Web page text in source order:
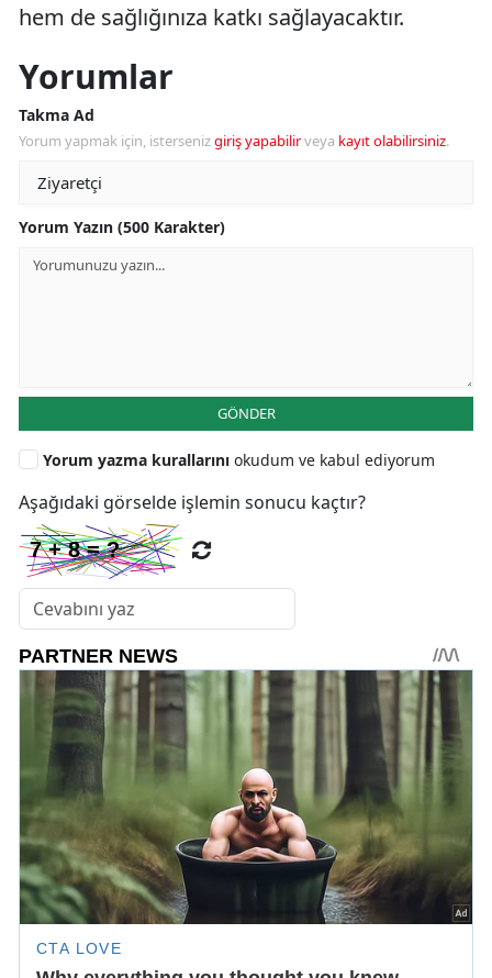
hem de sağlığınıza katkı sağlayacaktır.
Yorumlar
Takma Ad
Yorum yapmak için, istersenizgiriş yapabilirveya kayıt olabilirsiniz.
Yorum Yazın (500 Karakter)
GÖNDER
Yorum yazma kurallarını okudum ve kabul ediyorum
Aşağıdaki görselde işlemin sonucu kaçtır?